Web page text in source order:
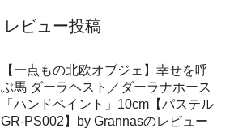
レビュー投稿
【一点もの北欧オブジェ】幸せを呼
ぶ馬 ダーラヘスト／ダーラナホース
「ハンドペイント」10cm【パステル
GR-PS002】by Grannasのレビュー